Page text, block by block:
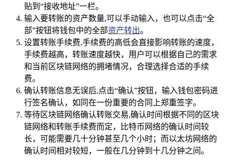
贴到“接收地址”一栏。
输入要转账的资产数量,可以手动输入，也可以点击“全
部”按钮将钱包中的全部资产转出。
设置转账手续费,手续费的高低会直接影响转账的速度，
手续费越高，转账速度越快，用户可以根据自己的需求
和当前区块链网络的拥堵情况，合理选择合适的手续
费。
确认转账信息无误后,点击“确认”按钮，输入钱包密码进
行签名确认，如同在一份重要的合同上郑重签字。
等待区块链网络确认转账交易,确认时间根据不同的区块
链网络和转账手续费而定，比特币网络的确认时间较
长，可能需要几十分钟甚至几个小时；而以太坊网络的
确认时间相对较短，一般在几分钟到十几分钟之间。